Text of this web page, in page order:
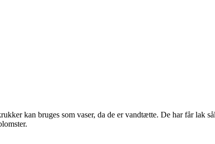
kan bruges som vaser, da de er vandtætte. De har får lak